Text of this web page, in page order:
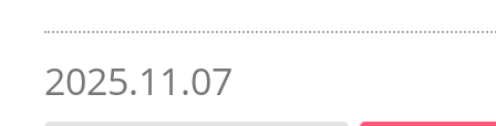
2025.11.07